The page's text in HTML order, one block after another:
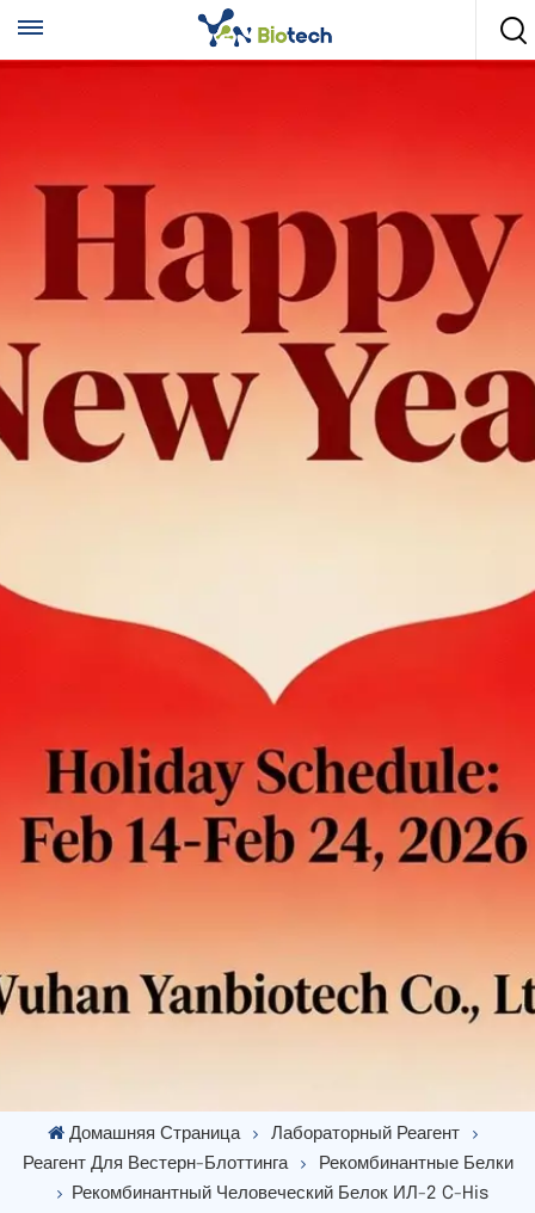
Домашняя Страница
Лабораторный Реагент
Реагент Для Вестерн-Блоттинга
Рекомбинантные Белки
Рекомбинантный Человеческий Белок ИЛ-2 C-His